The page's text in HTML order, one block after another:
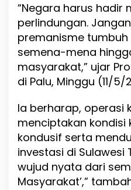
“Negara harus hadir
perlindungan.
premanisme
semena-mena
masyarakat,” ujar
di Palu, Minggu (11/5/
Ia berharap, operasi
menciptakan kondisi
kondusif serta
investasi di Sulawesi
wujud nyata dari
Masyarakat’,”